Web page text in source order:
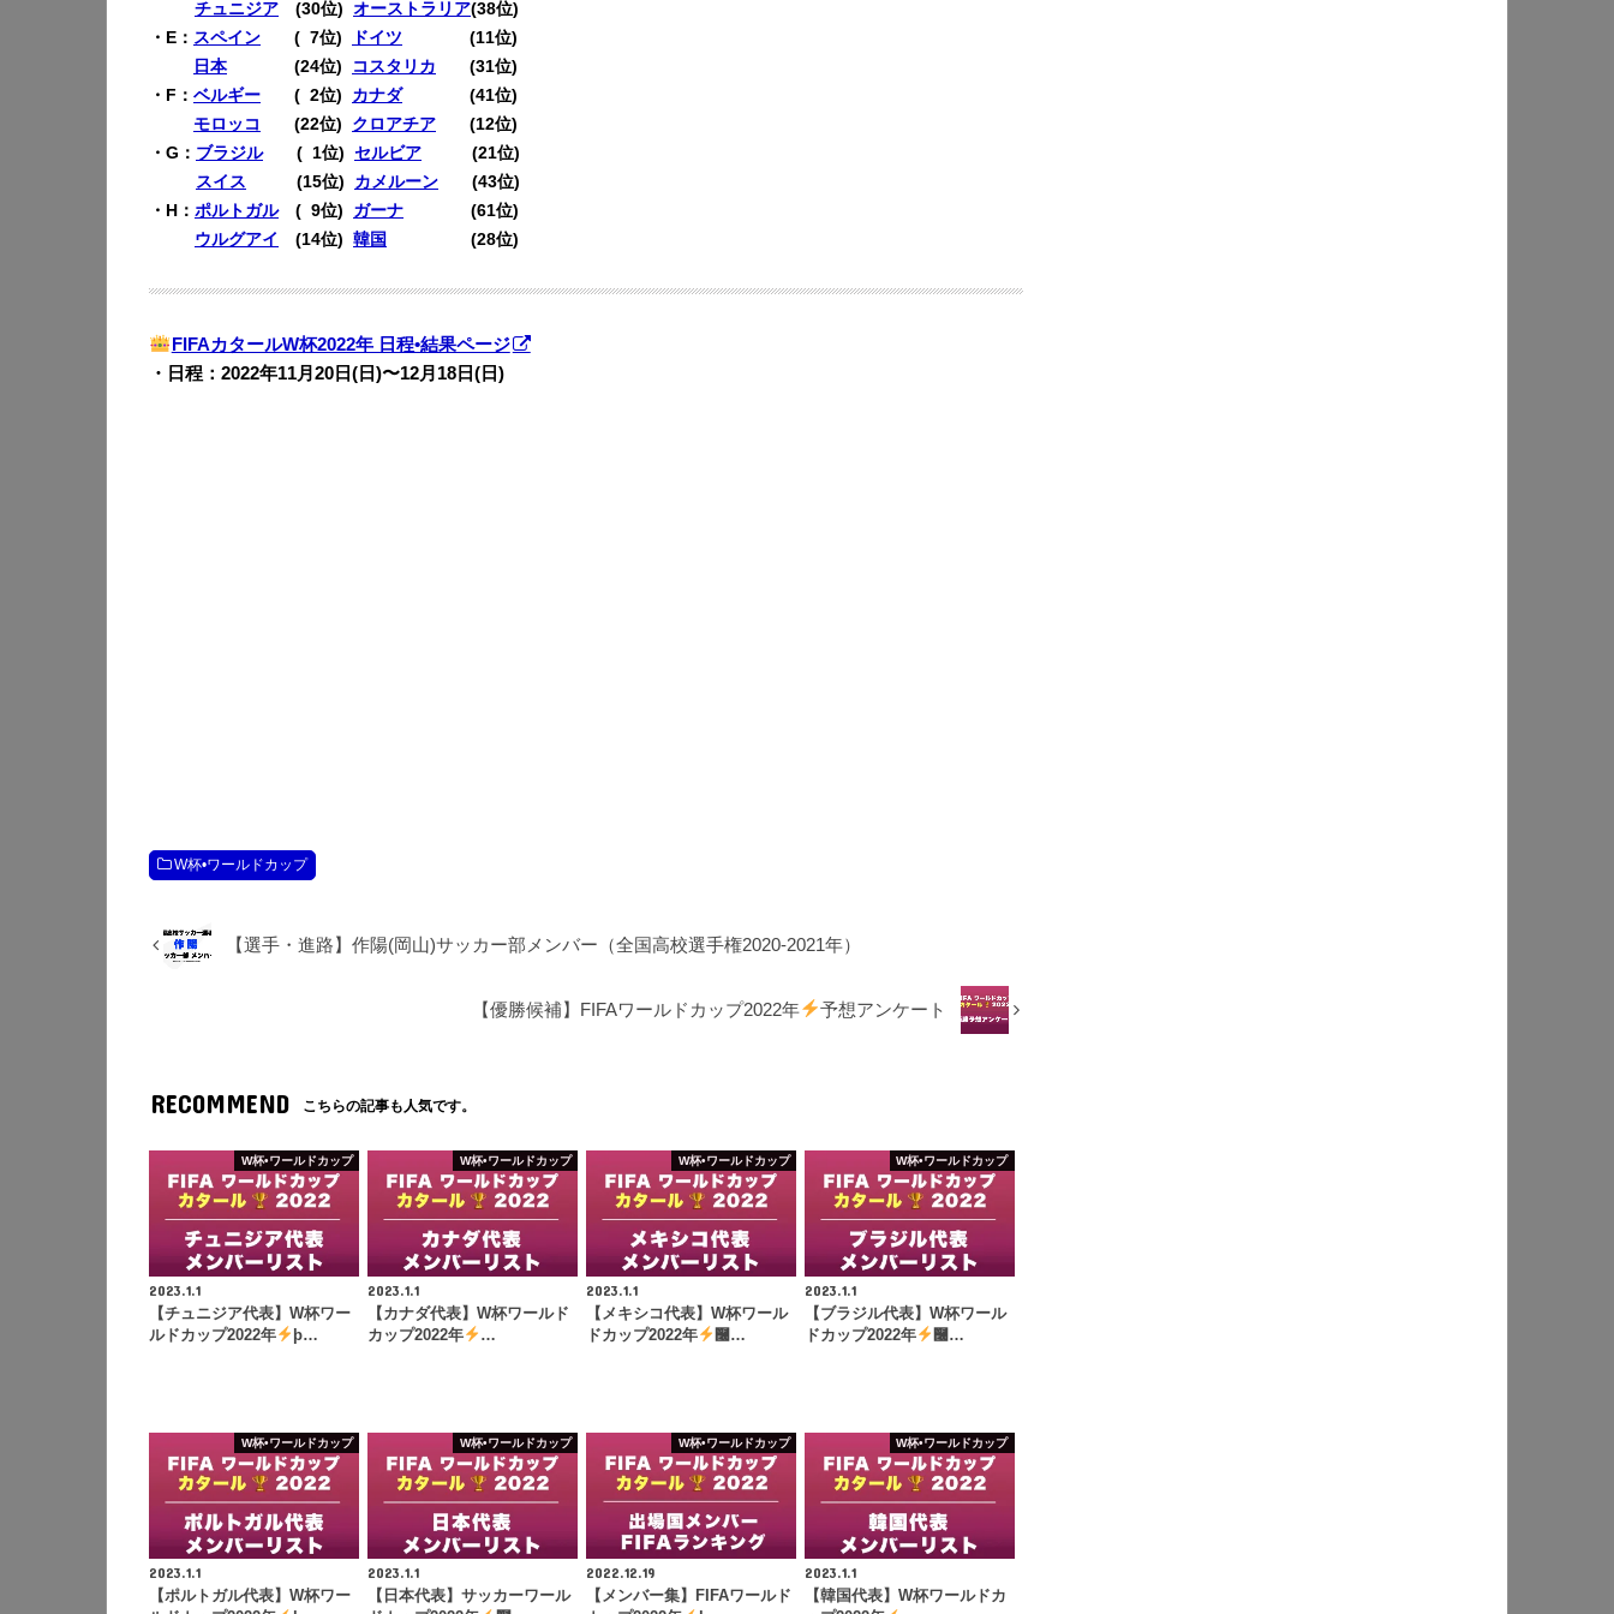
チュニジア (30位) オーストラリア(38位)
・E： スペイン ( 7位) ドイツ (11位)
日本(24位) コスタリカ (31位)
・F： ベルギー ( 2位) カナダ(41位)
モロッコ (22位) クロアチア (12位)
・G： ブラジル( 1位) セルビア (21位)
スイス (15位) カメルーン (43位)
・H： ポルトガル( 9位) ガーナ (61位)
ウルグアイ (14位) 韓国 (28位)
FIFAカタールW杯2022年 日程•結果ページ
・日程：2022年11月20日(日)〜12月18日(日)
W杯•ワールドカップ
【選手・進路】作陽(岡山)サッカー部メンバー（全国高校選手権2020-2021年）
【優勝候補】FIFAワールドカップ2022年 予想アンケート
RECOMMEND こちらの記事も人気です。
W杯•ワールドカップ
2023.1.1
【チュニジア代表】W杯ワー
ルドカップ2022年
þ…
W杯•ワールドカップ
2023.1.1
【カナダ代表】W杯ワールド
カップ2022年
…
W杯•ワールドカップ
2023.1.1
【メキシコ代表】W杯ワール
ドカップ2022年
࿠…
W杯•ワールドカップ
2023.1.1
【ブラジル代表】W杯ワール
ドカップ2022年
࿠…
W杯•ワールドカップ
2023.1.1
【ポルトガル代表】W杯ワー
W杯•ワールドカップ
2023.1.1
【日本代表】サッカーワール
W杯•ワールドカップ
2022.12.19
【メンバー集】FIFAワールド
W杯•ワールドカップ
2023.1.1
【韓国代表】W杯ワールドカ